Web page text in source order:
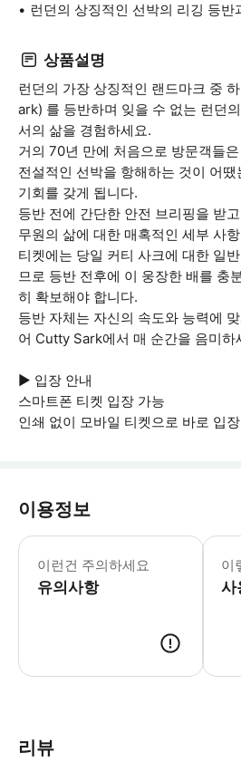
런던의 상징적인 선박의 리깅 등반
상품설명
런던의 가장 상징적인 랜드마크 중
ark) 를 등반하며 잊을 수 없는 런던
서의 삶을 경험하세요.
거의 70년 만에 처음으로 방문객들
전설적인 선박을 항해하는 것이 어
기회를 갖게 됩니다.
등반 전에 간단한 안전 브리핑을 받
무원의 삶에 대한 매혹적인 세부 사
티켓에는 당일 커티 사크에 대한 일
므로 등반 전후에 이 웅장한 배를 충
히 확보해야 합니다.
등반 자체는 자신의 속도와 능력에
어 Cutty Sark에서 매 순간을 음미하
▶ 입장 안내
스마트폰 티켓 입장 가능
인쇄 없이 모바일 티켓으로 바로 입
이용정보
이런건 주의하세요
유의사항
▶ 꼭
이
사
리뷰